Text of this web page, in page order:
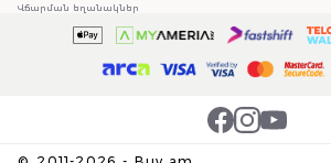
Վճարման եղանակներ